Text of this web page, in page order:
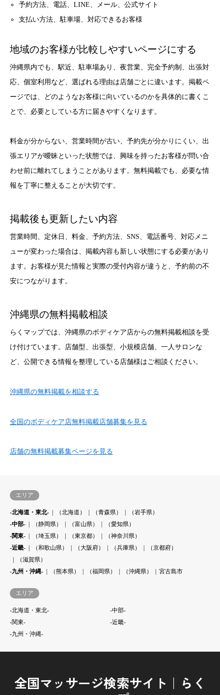
予約方法、電話、LINE、メール、公式サイト
支払い方法、駐車場、対応できるお客様
地域のお客様が比較しやすいページにする
沖縄県内でも、駅近、駐車場あり、夜営業、完全予約制、出張対
応、個室利用など、選ばれる理由は店舗ごとに違います。掲載ペ
ージでは、どのようなお客様に向いているのかを具体的に書くこ
とで、必要としている方に届きやすくなります。
料金が分からない、営業時間が古い、予約先が分かりにくい、出
張エリアが曖昧といった状態では、興味を持ったお客様が問い合
わせ前に離れてしまうことがあります。無料掲載でも、必要な情
報を丁寧に整えることが大切です。
掲載後も更新したい内容
営業時間、定休日、料金、予約方法、SNS、電話番号、対応メニ
ューが変わった場合は、掲載内容も新しい状態にする必要があり
ます。お客様が見た情報と実際の受付内容が違うと、予約前の不
安につながります。
沖縄県の無料掲載相談
らくマップでは、沖縄県のボディケア店からの無料掲載相談を受
け付けています。店舗型、出張型、小規模店舗、一人サロンな
ど、公開できる情報を整理している店舗様はご相談ください。
沖縄県の無料掲載を相談する
全国のボディケア店無料掲載店舗募集を見る
店舗の無料掲載募集ページを見る
エリア
-北海道・東北- （北海道） （青森県）
（岩手県）
-中部-
（静岡県） （富山県）
（愛知県）
-関東-
（埼玉県） （東京都）
（神奈川県）
-近畿-
（和歌山県） （大阪府） （兵庫県）
（京都府）
（滋賀県）
-九州・沖縄-
（熊本県） （福岡県） （沖縄県） 宮古島市
エリア
-北海道・東北-
-中部-
-関東-
-近畿-
-九州・沖縄-
全国マッサージ検索サイト｜らく